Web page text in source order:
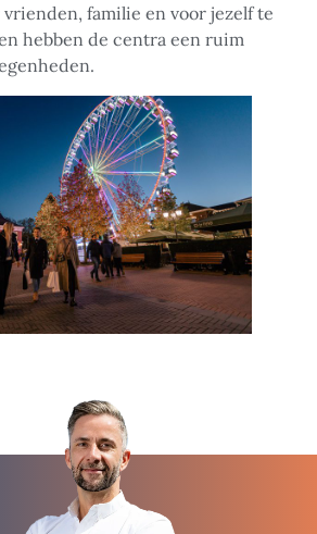
familie en voor jezelf te
hebben de centra een ruim